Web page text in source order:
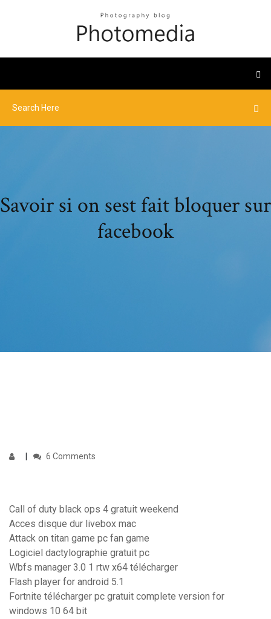
Savoir si on sest fait bloquer sur
facebook
6 Comments
Call of duty black ops 4 gratuit weekend
Acces disque dur livebox mac
Attack on titan game pc fan game
Logiciel dactylographie gratuit pc
Wbfs manager 3.0 1 rtw x64 télécharger
Flash player for android 5.1
Fortnite télécharger pc gratuit complete version for
windows 10 64 bit